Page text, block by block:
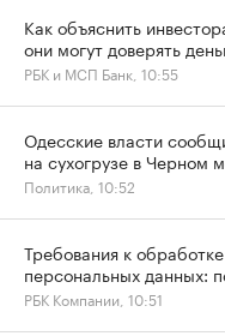
Как объяснить
они могут доверять
РБК и МСП Банк, 10:55
Одесские власти
на сухогрузе в Черном
Политика, 10:52
Требования к обработке
персональных данных:
РБК Компании, 10:51